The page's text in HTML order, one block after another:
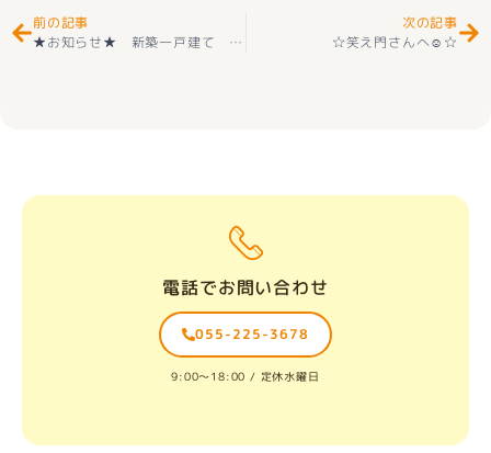
前の記事
★お知らせ★ 新築一戸建て 新築一戸建て甲斐市中下条 2階建 ３ＬＤＫ １号 デザイナーズコンパクト分譲 好評販売中(^^♪
次の記事
☆笑え門さんへ☺☆
電話でお問い合わせ
055-225-3678
9:00〜18:00 / 定休水曜日